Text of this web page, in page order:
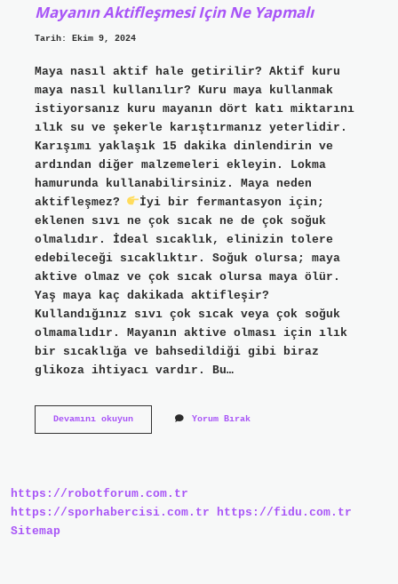
Mayanın Aktifleşmesi Için Ne Yapmalı
Tarih: Ekim 9, 2024
Maya nasıl aktif hale getirilir? Aktif kuru
maya nasıl kullanılır? Kuru maya kullanmak
istiyorsanız kuru mayanın dört katı miktarını
ılık su ve şekerle karıştırmanız yeterlidir.
Karışımı yaklaşık 15 dakika dinlendirin ve
ardından diğer malzemeleri ekleyin. Lokma
hamurunda kullanabilirsiniz. Maya neden
aktifleşmez?
İyi bir fermantasyon için;
eklenen sıvı ne çok sıcak ne de çok soğuk
olmalıdır. İdeal sıcaklık, elinizin tolere
edebileceği sıcaklıktır. Soğuk olursa; maya
aktive olmaz ve çok sıcak olursa maya ölür.
Yaş maya kaç dakikada aktifleşir?
Kullandığınız sıvı çok sıcak veya çok soğuk
olmamalıdır. Mayanın aktive olması için ılık
bir sıcaklığa ve bahsedildiği gibi biraz
glikoza ihtiyacı vardır. Bu…
Devamını okuyunMayanın
Yorum Bırak
https://robotforum.com.tr
https://sporhabercisi.com.tr
https://fidu.com.tr
Sitemap